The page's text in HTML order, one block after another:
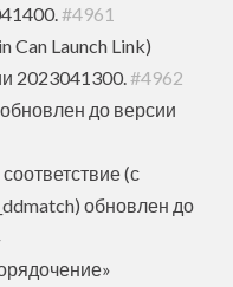
#4961
Can Launch Link)
2023041300. #4962
до версии
(с
обновлен до